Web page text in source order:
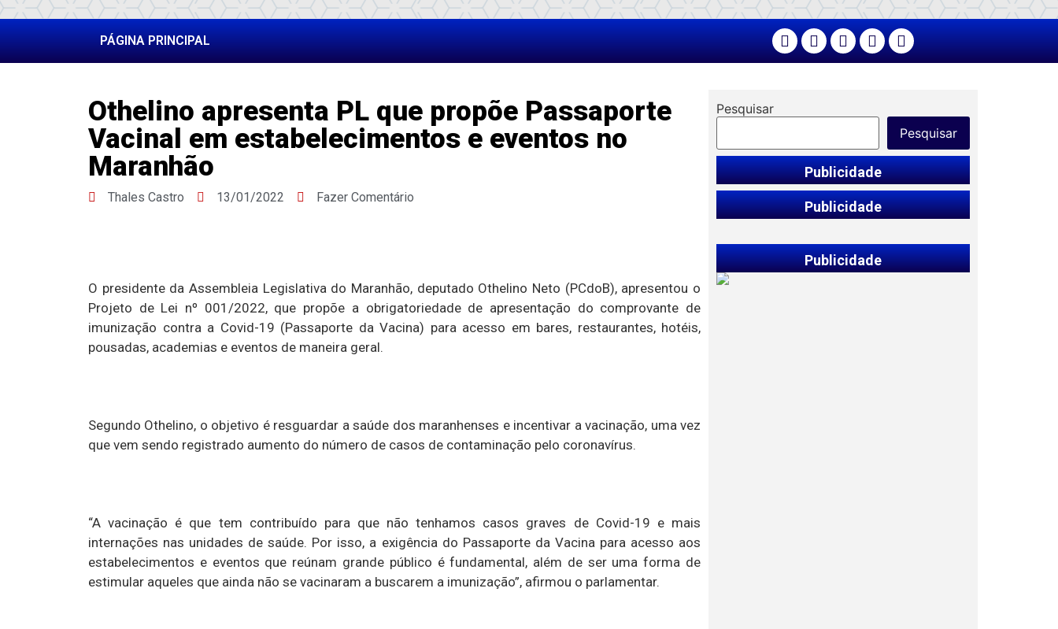
PÁGINA PRINCIPAL
Othelino apresenta PL que propõe Passaporte
Vacinal em estabelecimentos e eventos no
Maranhão
Thales Castro 13/01/2022 Fazer Comentário
O presidente da Assembleia Legislativa do Maranhão, deputado Othelino Neto (PCdoB), apresentou o
Projeto de Lei nº 001/2022, que propõe a obrigatoriedade de apresentação do comprovante de
imunização contra a Covid-19 (Passaporte da Vacina) para acesso em bares, restaurantes, hotéis,
pousadas, academias e eventos de maneira geral.
Segundo Othelino, o objetivo é resguardar a saúde dos maranhenses e incentivar a vacinação, uma vez
que vem sendo registrado aumento do número de casos de contaminação pelo coronavírus.
“A vacinação é que tem contribuído para que não tenhamos casos graves de Covid-19 e mais
internações nas unidades de saúde. Por isso, a exigência do Passaporte da Vacina para acesso aos
estabelecimentos e eventos que reúnam grande público é fundamental, além de ser uma forma de
estimular aqueles que ainda não se vacinaram a buscarem a imunização”, afirmou o parlamentar.
Pesquisar
Pesquisar
Publicidade
Publicidade
Publicidade